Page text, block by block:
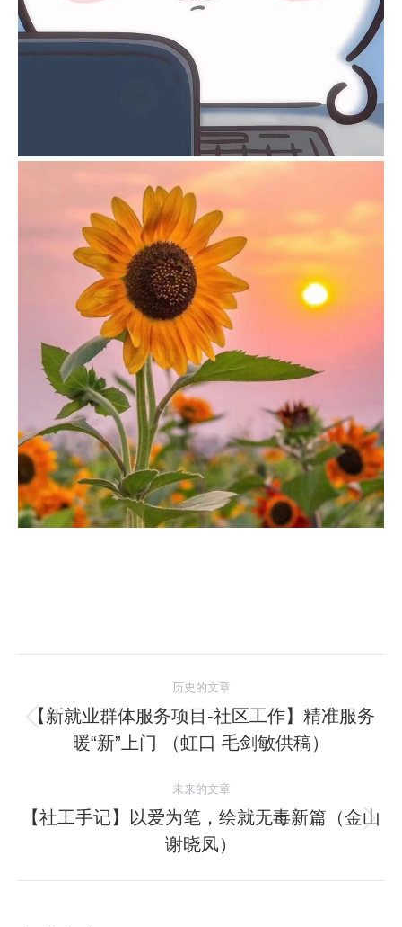
章
历史的文章
历
史
章：
【新就业群体服务项目-社区工作】精准服务
暖“新”上门 （虹口 毛剑敏供稿）
未来的文章
未
来
的
【社工手记】以爱为笔，绘就无毒新篇（金山
谢晓凤）